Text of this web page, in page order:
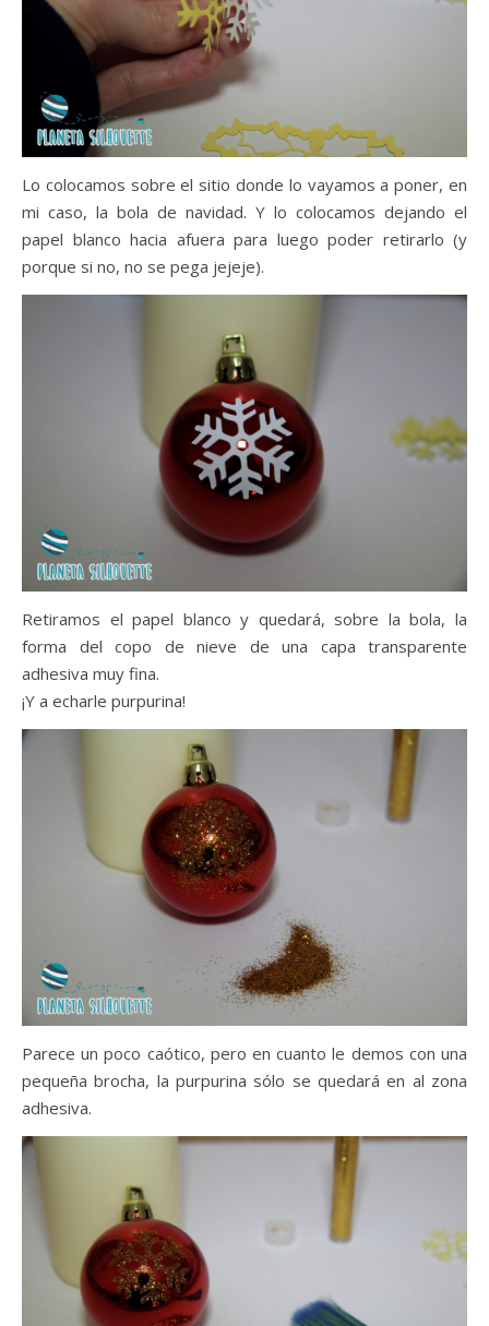
Lo colocamos sobre el sitio donde lo vayamos a poner, en
mi caso, la bola de navidad. Y lo colocamos dejando el
papel blanco hacia afuera para luego poder retirarlo (y
porque si no, no se pega jejeje).
Retiramos el papel blanco y quedará, sobre la bola, la
forma del copo de nieve de una capa transparente
adhesiva muy fina.
¡Y a echarle purpurina!
Parece un poco caótico, pero en cuanto le demos con una
pequeña brocha, la purpurina sólo se quedará en al zona
adhesiva.